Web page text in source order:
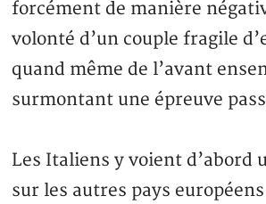
forcément de manière
volonté d’un couple fragile
quand même de l’avant
surmontant une épreuve
Les Italiens y voient d’abord
sur les autres pays